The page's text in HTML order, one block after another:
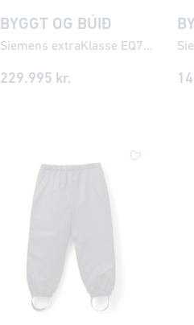
BYGGT OG BÚIÐ
Siemens extraKlasse EQ700 iAroma Espresso kaffivél
229.995 kr.